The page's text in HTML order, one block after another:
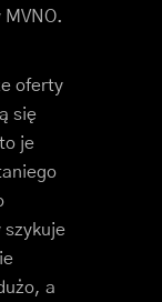
oferty
się
je
szykuje
a